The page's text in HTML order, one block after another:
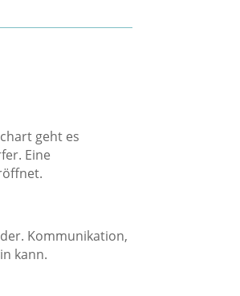
geht es
Eine
Kommunikation,
kann.